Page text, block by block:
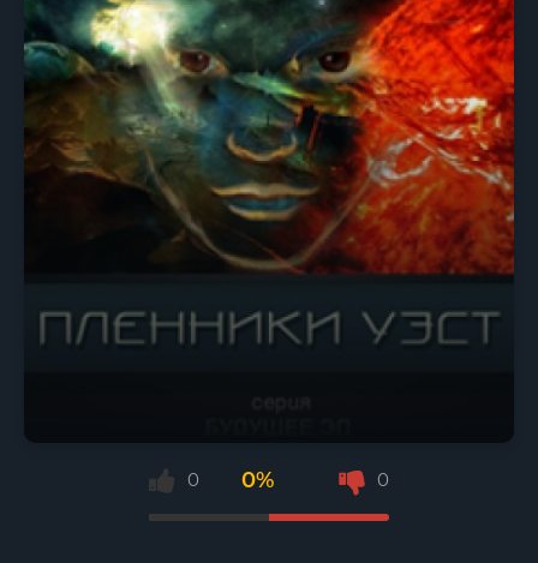
0 0% 0